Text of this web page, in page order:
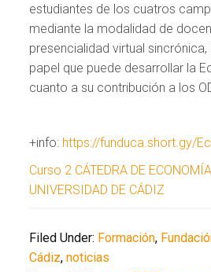
estudiantes de los cuatros
mediante la modalidad de
presencialidad virtual
papel que puede desarrollar la
cuanto a su contribución a los
+info: https://funduca.short.gy/
Curso 2 CÁTEDRA DE
UNIVERSIDAD DE CÁDIZ
Filed Under: Formación,
Cádiz,noticias